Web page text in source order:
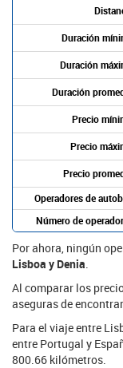
Duración
Duración
Duración
Precio
Precio
Precio
Operadores de
Número de
Por ahora, ningún
Lisboa y Denia
Al comparar los
aseguras de
Para el viaje entre
entre Portugal y
800.66 kilómetros.